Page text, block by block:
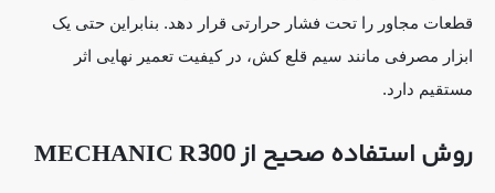
قطعات مجاور را تحت فشار حرارتی قرار دهد. بنابراین حتی یک
ابزار مصرفی مانند سیم قلع کش، در کیفیت تعمیر نهایی اثر
مستقیم دارد.
روش استفاده صحیح از MECHANIC R300